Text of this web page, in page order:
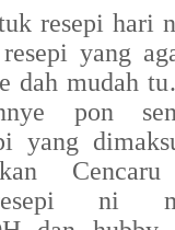
resepi hari
yang
dah mudah
pon
yang
Cencaru
ni